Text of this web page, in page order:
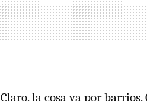
Claro, la cosa va por